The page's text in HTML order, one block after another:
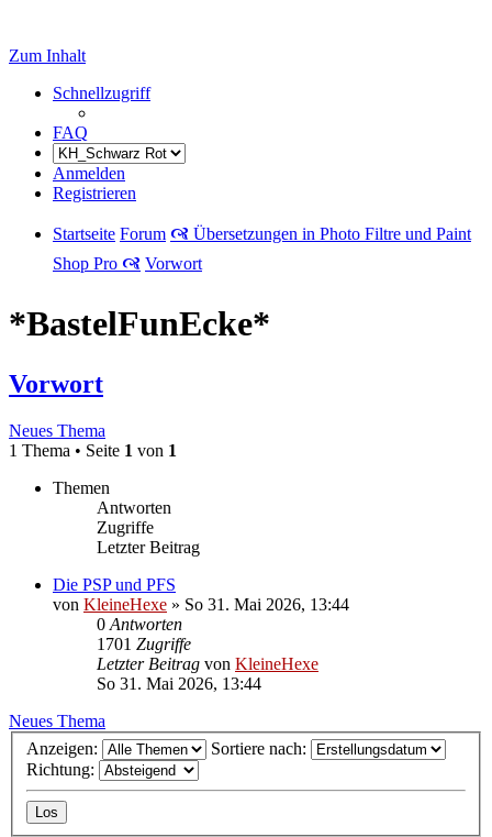
Zum Inhalt
Schnellzugriff
FAQ
Anmelden
Registrieren
Startseite Forum 🙧 Übersetzungen in Photo Filtre und Paint
Shop Pro 🙧 Vorwort
*BastelFunEcke*
Vorwort
Neues Thema
1 Thema • Seite 1 von 1
Themen
Antworten
Zugriffe
Letzter Beitrag
Die PSP und PFS
von KleineHexe » So 31. Mai 2026, 13:44
0 Antworten
1701 Zugriffe
Letzter Beitrag von KleineHexe
So 31. Mai 2026, 13:44
Neues Thema
Anzeigen:
Sortiere nach:
Richtung: